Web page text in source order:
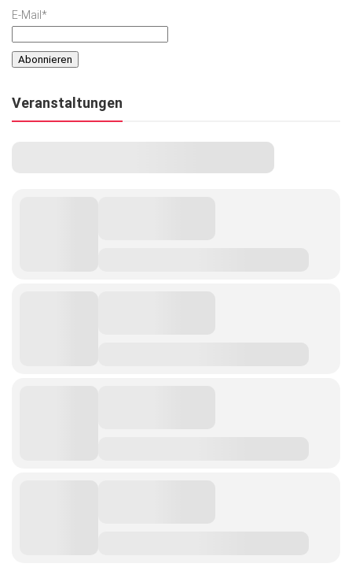
E-Mail*
Veranstaltungen